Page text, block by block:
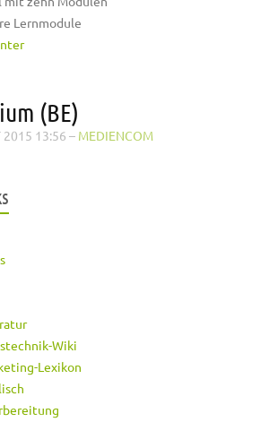
Lernmodule
(BE)
2015 13:56 – MEDIENCOM
Wiki
Lexikon